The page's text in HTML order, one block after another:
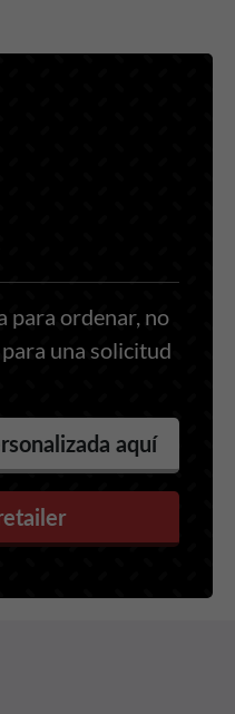
para ordenar, no
una solicitud
aquí